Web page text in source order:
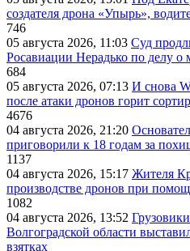
создателя дрона «Упырь»,
746
05 августа 2026, 11:03 Суд
Росавиации Нерадько по делу о
684
05 августа 2026, 07:13 И снова
после атаки дронов горит
4676
04 августа 2026, 21:20
приговорили к 18 годам за
1137
04 августа 2026, 15:17 Жителя
производстве дронов при
1082
04 августа 2026, 13:52
Волгоградской области
взятках